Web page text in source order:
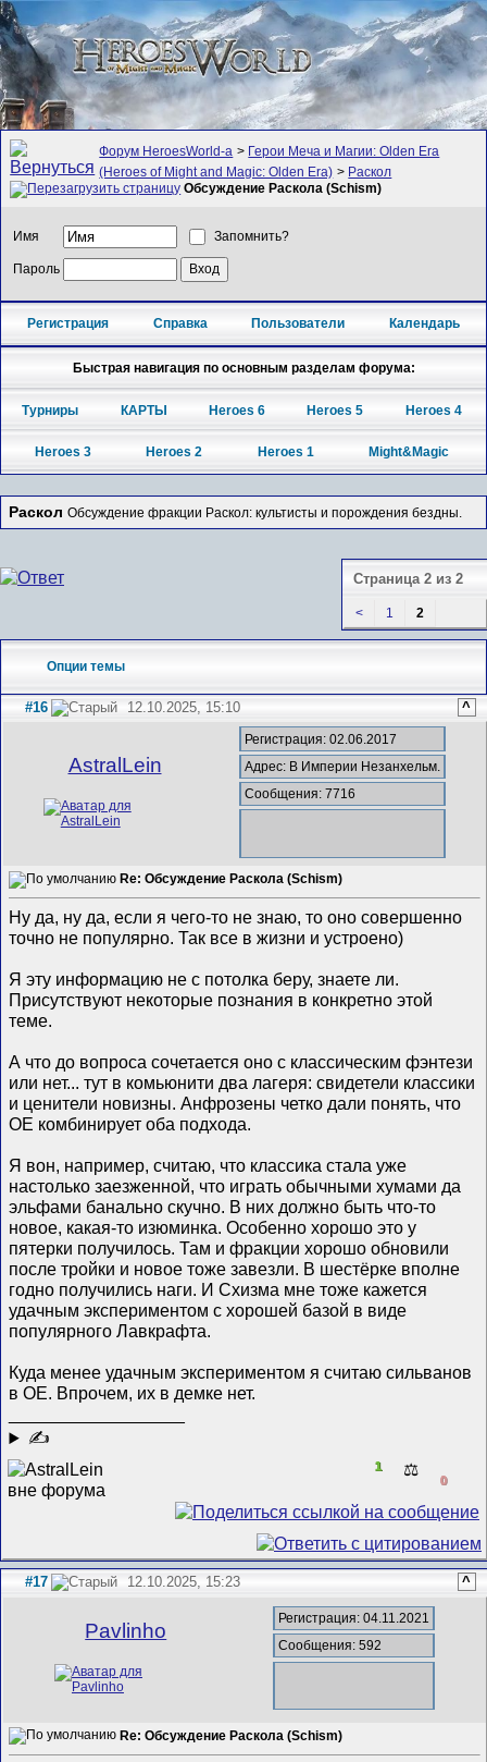
Форум HeroesWorld-а > Герои Меча и Магии: Olden Era
(Heroes of Might and Magic: Olden Era) > Раскол
Обсуждение Раскола (Schism)
Имя Запомнить?
Пароль
Регистрация Справка Пользователи Календарь
Быстрая навигация по основным разделам форума:
Турниры КАРТЫ Heroes 6 Heroes 5 Heroes 4
Heroes 3 Heroes 2 Heroes 1 Might&Magic
Раскол Обсуждение фракции Раскол: культисты и порождения бездны.
Страница 2 из 2
< 1 2
Опции темы
#16 12.10.2025, 15:10 ^
AstralLein
Регистрация: 02.06.2017
Адрес: В Империи Незанхельм.
Сообщения: 7716
Re: Обсуждение Раскола (Schism)
Ну да, ну да, если я чего-то не знаю, то оно совершенно
точно не популярно. Так все в жизни и устроено)
Я эту информацию не с потолка беру, знаете ли.
Присутствуют некоторые познания в конкретно этой
теме.
А что до вопроса сочетается оно с классическим фэнтези
или нет... тут в комьюнити два лагеря: свидетели классики
и ценители новизны. Анфрозены четко дали понять, что
ОЕ комбинирует оба подхода.
Я вон, например, считаю, что классика стала уже
настолько заезженной, что играть обычными хумами да
эльфами банально скучно. В них должно быть что-то
новое, какая-то изюминка. Особенно хорошо это у
пятерки получилось. Там и фракции хорошо обновили
после тройки и новое тоже завезли. В шестёрке вполне
годно получились наги. И Схизма мне тоже кажется
удачным экспериментом с хорошей базой в виде
популярного Лавкрафта.
Куда менее удачным экспериментом я считаю сильванов
в ОЕ. Впрочем, их в демке нет.
✍
1 ⚖️
0
#17 12.10.2025, 15:23 ^
Pavlinho
Регистрация: 04.11.2021
Сообщения: 592
Re: Обсуждение Раскола (Schism)